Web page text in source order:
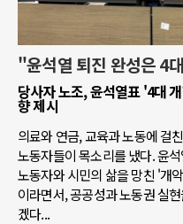
"윤석열 퇴진 완성은 4
당사자 노조, 윤석열표 '4대
향 제시
의료와 연금, 교육과 노동에 걸
노동자들이 목소리를 냈다. 윤
노동자와 시민의 삶을 망친 '개
이라면서, 공공성과 노동권 실
겠다...